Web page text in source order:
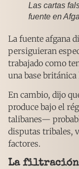
Las cartas
fuente en
La fuente afgana
persiguieran
trabajado como
una base británica
En cambio, dijo
produce bajo el
talibanes—
disputas tribales,
factores.
La filtración